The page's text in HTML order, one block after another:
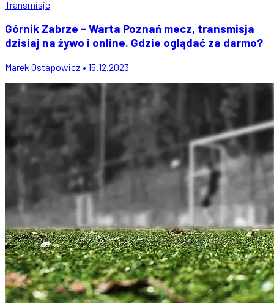
Transmisje
Górnik Zabrze - Warta Poznań mecz, transmisja
dzisiaj na żywo i online. Gdzie oglądać za darmo?
Marek Ostapowicz • 15.12.2023